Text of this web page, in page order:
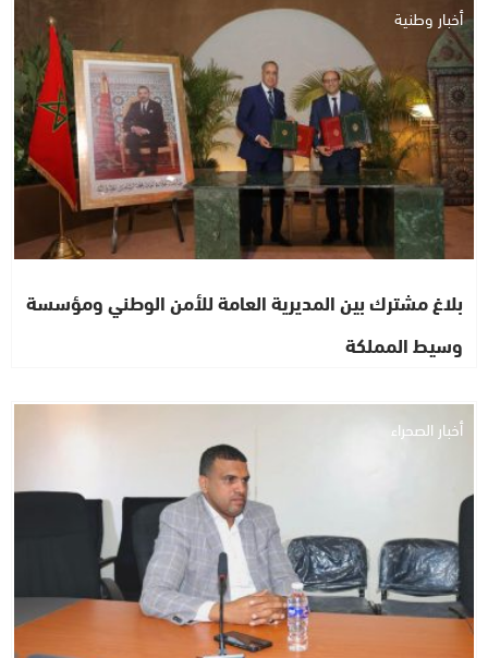
أخبار وطنية
بلاغ مشترك بين المديرية العامة للأمن الوطني ومؤسسة
وسيط المملكة
أخبار الصحراء